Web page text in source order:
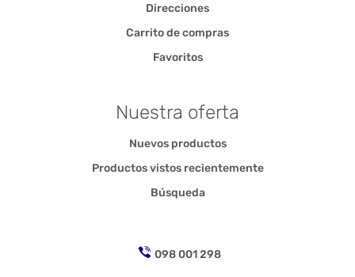
Direcciones
Carrito de compras
Favoritos
Nuestra oferta
Nuevos productos
Productos vistos recientemente
Búsqueda
098 001 298